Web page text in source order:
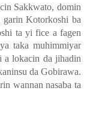
Sakkwato, domin
garin Kotorkoshi ba
ta yi fice a fagen
taka muhimmiyar
a lokacin da jihadin
da Gobirawa.
wannan nasaba ta